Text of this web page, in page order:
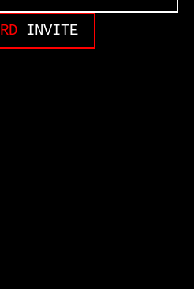
INVITE